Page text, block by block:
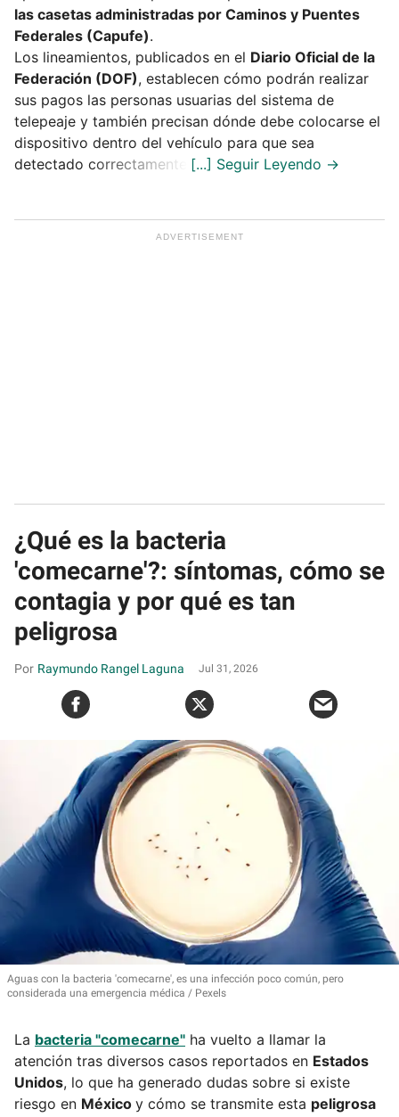
las casetas administradas por Caminos y Puentes
Federales (Capufe).
Los lineamientos, publicados en el Diario Oficial de la
Federación (DOF), establecen cómo podrán realizar
sus pagos las personas usuarias del sistema de
telepeaje y también precisan dónde debe colocarse el
dispositivo dentro del vehículo para que sea
detectado correctamente.
¿Qué es la bacteria
'comecarne'?: síntomas, cómo se
contagia y por qué es tan
peligrosa
Raymundo Rangel Laguna Jul 31, 2026
Aguas con la bacteria 'comecarne', es una infección poco común, pero
considerada una emergencia médica
Pexels
La bacteria "comecarne" ha vuelto a llamar la
atención tras diversos casos reportados en Estados
Unidos, lo que ha generado dudas sobre si existe
riesgo en México y cómo se transmite esta peligrosa